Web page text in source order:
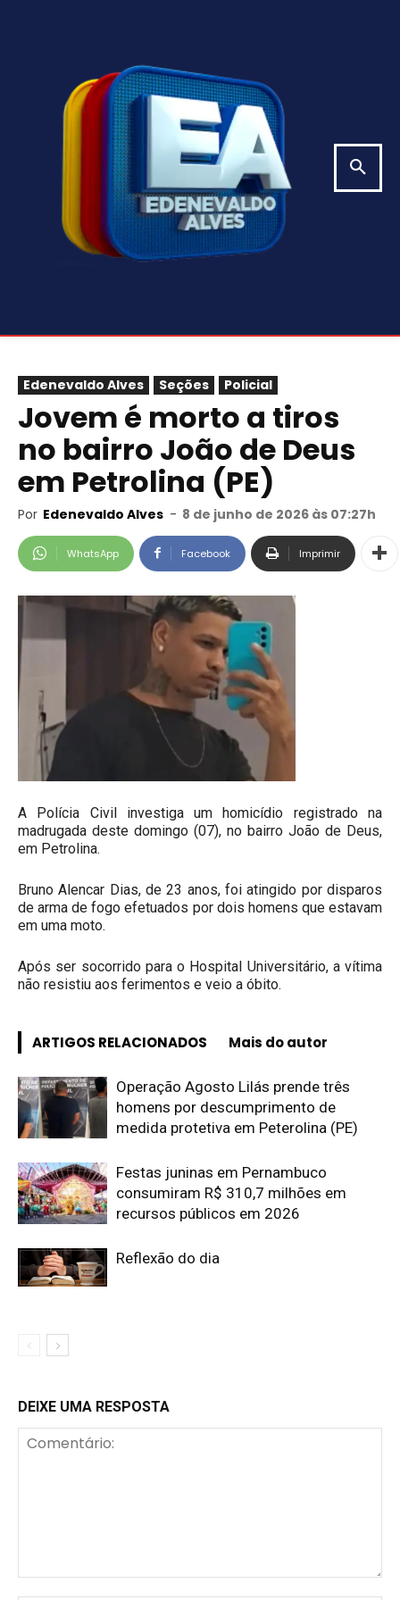
Edenevaldo Alves Seções Policial
Jovem é morto a tiros
no bairro João de Deus
em Petrolina (PE)
Por Edenevaldo Alves - 8 de junho de 2026 às 07:27h
WhatsApp Facebook Imprimir
A Polícia Civil investiga um homicídio registrado na
madrugada deste domingo (07), no bairro João de Deus,
em Petrolina.
Bruno Alencar Dias, de 23 anos, foi atingido por disparos
de arma de fogo efetuados por dois homens que estavam
em uma moto.
Após ser socorrido para o Hospital Universitário, a vítima
não resistiu aos ferimentos e veio a óbito.
ARTIGOS RELACIONADOS Mais do autor
Operação Agosto Lilás prende três
homens por descumprimento de
medida protetiva em Peterolina (PE)
Festas juninas em Pernambuco
consumiram R$ 310,7 milhões em
recursos públicos em 2026
Reflexão do dia
DEIXE UMA RESPOSTA